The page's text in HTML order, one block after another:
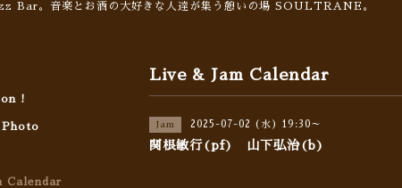
Bar。音楽とお酒の大好きな人達が集う憩いの場 SOULTRANE。
Live & Jam Calendar
Jam 2025-07-02 (水) 19:30～
関根敏行(pf) 山下弘治(b)
!
Calendar